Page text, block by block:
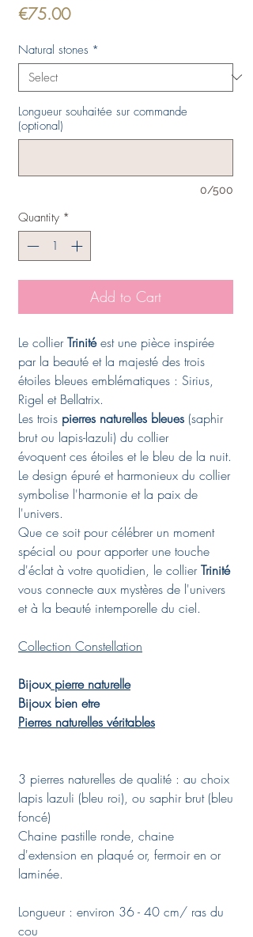
€75.00Price
Natural stones *
Longueur souhaitée sur commande
(optional)
0/500
Quantity *
Add to Cart
Le collierTrinitéest une pièce inspirée
par la beauté et la majesté des trois
étoiles bleues emblématiques : Sirius,
Rigel et Bellatrix.
Les trois pierres naturelles bleues (saphir
brut ou lapis-lazuli) du collier
évoquent ces étoiles et le bleu de la nuit.
Le design épuré et harmonieux du collier
symbolise l'harmonie et la paix de
l'univers.
Que ce soit pour célébrer un moment
spécial ou pour apporter une touche
d'éclat à votre quotidien, le collierTrinité
vous connecte aux mystères de l'univers
et à la beauté intemporelle du ciel.
Collection Constellation
Bijouxpierre naturelle
Bijoux bien etre
Pierres naturelles véritables
3 pierres naturelles de qualité : au choix
lapis lazuli (bleu roi), ou saphir brut (bleu
foncé)
Chaine pastille ronde, chaine
d'extension en plaqué or, fermoir en or
laminée.
Longueur : environ 36 - 40 cm/ ras du
cou